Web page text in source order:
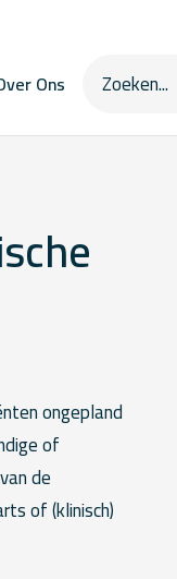
Ons
ongepland
of
de
of (klinisch)